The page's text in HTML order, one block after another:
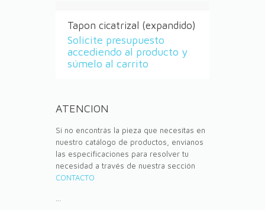
Tapon cicatrizal (expandido)
Solicite presupuesto
accediendo al producto y
súmelo al carrito
ATENCION
Si no encontrás la pieza que necesitas en
nuestro catálogo de productos, envianos
las especificaciones para resolver tu
necesidad a través de nuestra sección
CONTACTO